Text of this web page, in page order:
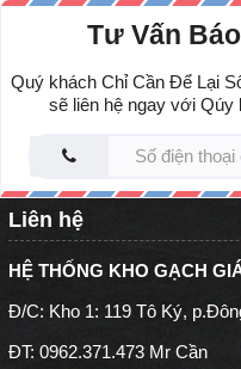
Tư Vấn
Quý khách Chỉ Cần Để Lại
sẽ liên hệ ngay với Qúy
Liên hệ
HỆ THỐNG KHO GẠCH
Đ/C: Kho 1: 119 Tô Ký,
ĐT: 0962.371.473 Mr Cần